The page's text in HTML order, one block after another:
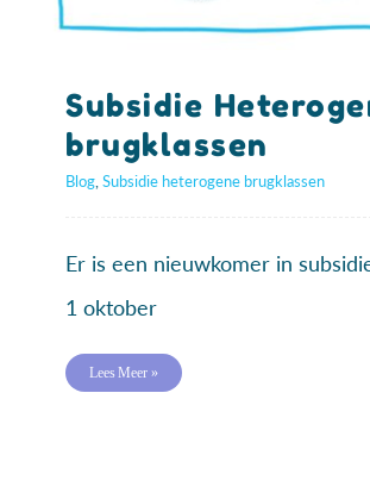
Subsidie
brugklassen
Blog Subsidie heterogene brugklassen
Er is een nieuwkomer in
1 oktober
Lees Meer »